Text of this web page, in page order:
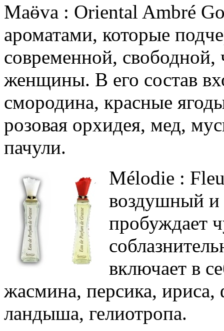
Maӫva : Oriental Ambré
ароматами, которые
современной, свободной,
женщины. В его состав
смородина, красные
розовая орхидея, мед,
пачули.
Mélodie :
воздушный
пробуждает
включает в
жасмина, персика, ириса,
ландыша, гелиотропа.